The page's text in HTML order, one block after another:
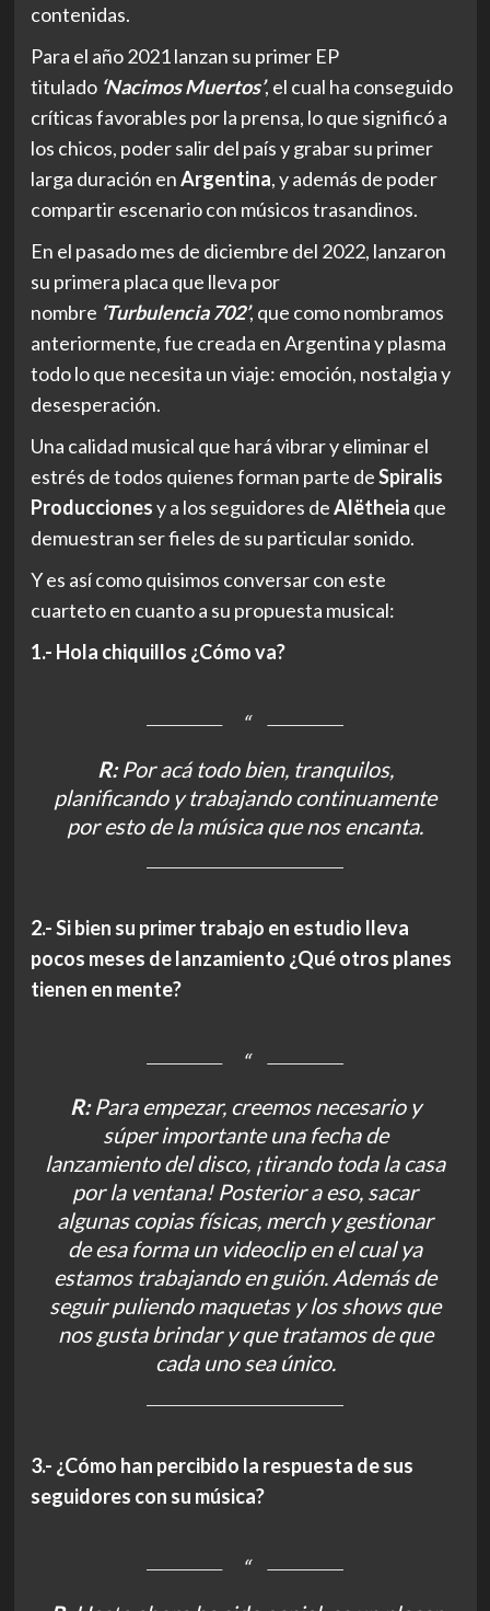
contenidas.
Para el año 2021 lanzan su primer EP
titulado ‘Nacimos Muertos’, el cual ha conseguido
críticas favorables por la prensa, lo que significó a
los chicos, poder salir del país y grabar su primer
larga duración enArgentina, y además de poder
compartir escenario con músicos trasandinos.
En el pasado mes de diciembre del 2022, lanzaron
su primera placa que lleva por
nombre ‘Turbulencia 702’, que como nombramos
anteriormente, fue creada en Argentina y plasma
todo lo que necesita un viaje: emoción, nostalgia y
desesperación.
Una calidad musical que hará vibrar y eliminar el
estrés de todos quienes forman parte deSpiralis
Produccionesy a los seguidores deAlëtheia que
demuestran ser fieles de su particular sonido.
Y es así como quisimos conversar con este
cuarteto en cuanto a su propuesta musical:
1.- Hola chiquillos ¿Cómo va?
R:Por acá todo bien, tranquilos,
planificando y trabajando continuamente
por esto de la música que nos encanta.
2.- Si bien su primer trabajo en estudio lleva
pocos meses de lanzamiento ¿Qué otros planes
tienen en mente?
R:Para empezar, creemos necesario y
súper importante una fecha de
lanzamiento del disco, ¡tirando toda la casa
por la ventana! Posterior a eso, sacar
algunas copias físicas, merch y gestionar
de esa forma un videoclip en el cual ya
estamos trabajando en guión. Además de
seguir puliendo maquetas y los shows que
nos gusta brindar y que tratamos de que
cada uno sea único.
3.- ¿Cómo han percibido la respuesta de sus
seguidores con su música?